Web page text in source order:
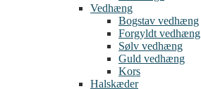
Vedhæng
Bogstav vedhæng
Forgyldt vedhæng
Sølv vedhæng
Guld vedhæng
Kors
Halskæder